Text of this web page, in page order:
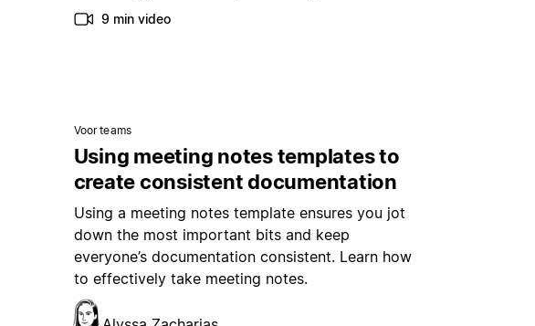
9 min video
Voor teams
Using meeting notes templates to
create consistent documentation
Using a meeting notes template ensures you jot
down the most important bits and keep
everyone’s documentation consistent. Learn how
to effectively take meeting notes.